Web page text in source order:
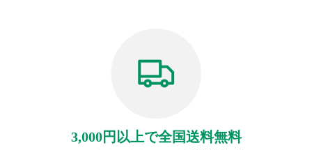
3,000円以上で全国送料無料